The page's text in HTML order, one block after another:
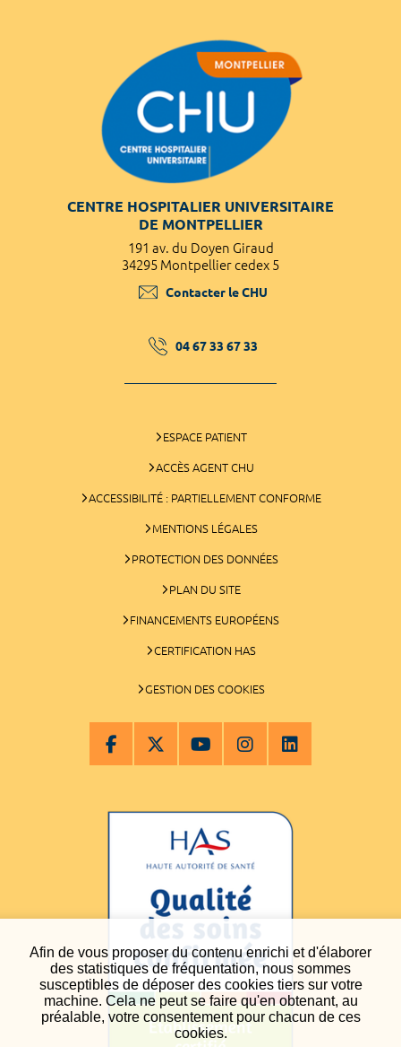
Afin de vous proposer du contenu enrichi et d'élaborer
des statistiques de fréquentation, nous sommes
susceptibles de déposer des cookies tiers sur votre
machine. Cela ne peut se faire qu'en obtenant, au
préalable, votre consentement pour chacun de ces
cookies.
CENTRE HOSPITALIER UNIVERSITAIRE
DE MONTPELLIER
191 av. du Doyen Giraud
34295 Montpellier cedex 5
Contacter le CHU
04 67 33 67 33
ESPACE PATIENT
ACCÈS AGENT CHU
ACCESSIBILITÉ : PARTIELLEMENT CONFORME
MENTIONS LÉGALES
PROTECTION DES DONNÉES
PLAN DU SITE
FINANCEMENTS EUROPÉENS
CERTIFICATION HAS
GESTION DES COOKIES